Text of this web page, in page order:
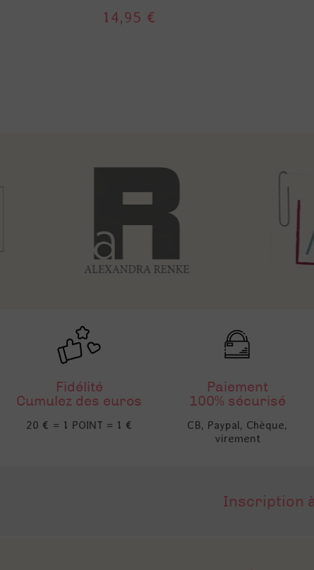
14,95 €
Fidélité
Cumulez des euros
20 € = 1 POINT = 1 €
Paiement
100% sécurisé
CB, Paypal, Chèque,
virement
Inscription